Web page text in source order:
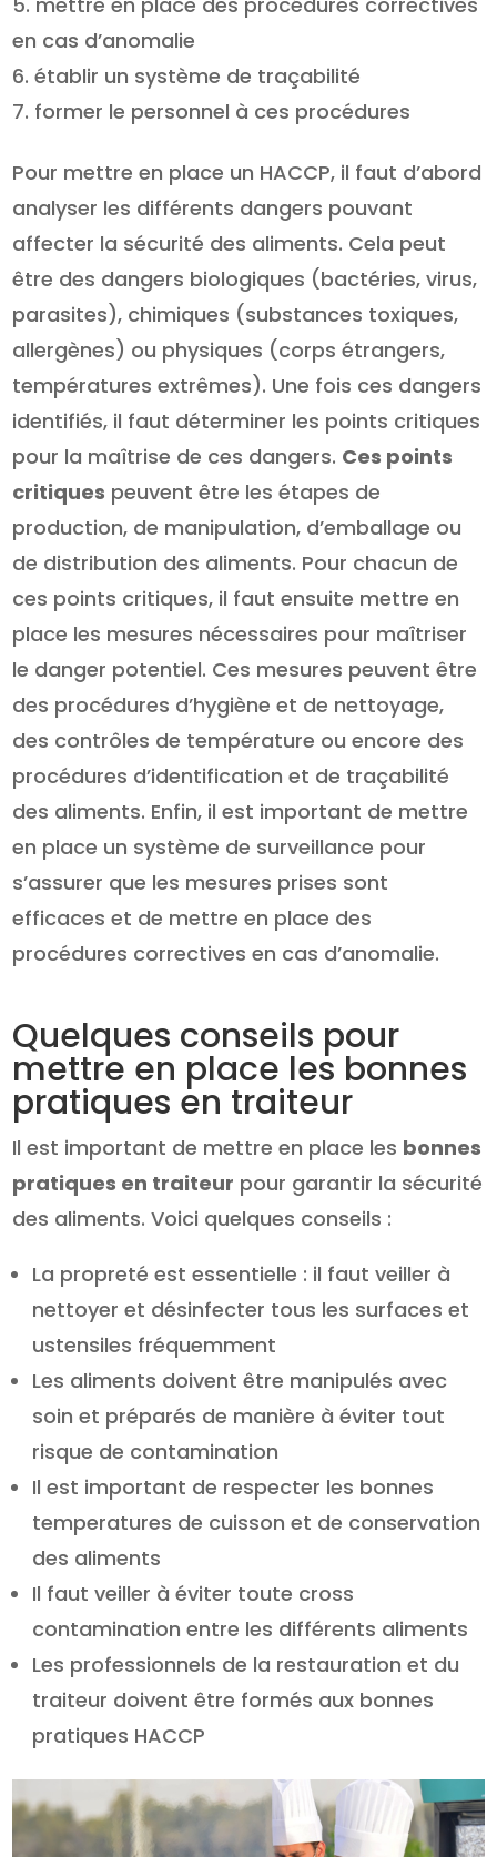
en cas d’anomalie
établir un système de traçabilité
former le personnel à ces procédures
Pour mettre en place un HACCP, il faut d’abord
analyser les différents dangers pouvant
affecter la sécurité des aliments. Cela peut
être des dangers biologiques (bactéries, virus,
parasites), chimiques (substances toxiques,
allergènes) ou physiques (corps étrangers,
températures extrêmes). Une fois ces dangers
identifiés, il faut déterminer les points critiques
pour la maîtrise de ces dangers. Ces points
critiques peuvent être les étapes de
production, de manipulation, d’emballage ou
de distribution des aliments. Pour chacun de
ces points critiques, il faut ensuite mettre en
place les mesures nécessaires pour maîtriser
le danger potentiel. Ces mesures peuvent être
des procédures d’hygiène et de nettoyage,
des contrôles de température ou encore des
procédures d’identification et de traçabilité
des aliments. Enfin, il est important de mettre
en place un système de surveillance pour
s’assurer que les mesures prises sont
efficaces et de mettre en place des
procédures correctives en cas d’anomalie.
Quelques conseils pour
mettre en place les bonnes
pratiques en traiteur
Il est important de mettre en place les bonnes
pratiques en traiteur pour garantir la sécurité
des aliments. Voici quelques conseils :
La propreté est essentielle : il faut veiller à
nettoyer et désinfecter tous les surfaces et
ustensiles fréquemment
Les aliments doivent être manipulés avec
soin et préparés de manière à éviter tout
risque de contamination
Il est important de respecter les bonnes
temperatures de cuisson et de conservation
des aliments
Il faut veiller à éviter toute cross
contamination entre les différents aliments
Les professionnels de la restauration et du
traiteur doivent être formés aux bonnes
pratiques HACCP